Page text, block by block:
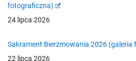
fotograficzna)
24 lipca 2026
Sakrament Bierzmowania 2026 (galeria
22 lipca 2026